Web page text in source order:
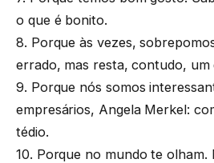
o que é bonito.
8. Porque às vezes,
errado, mas resta, contudo, um
9. Porque nós somos
empresários, Angela Merkel:
tédio.
10. Porque no mundo te olham.